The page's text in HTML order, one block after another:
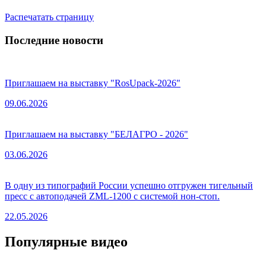
Распечатать страницу
Последние новости
Приглашаем на выставку "RosUpack-2026"
09.06.2026
Приглашаем на выставку "БЕЛАГРО - 2026"
03.06.2026
В одну из типографий России успешно отгружен тигельный
пресс с автоподачей ZML-1200 с системой нон-стоп.
22.05.2026
Популярные видео